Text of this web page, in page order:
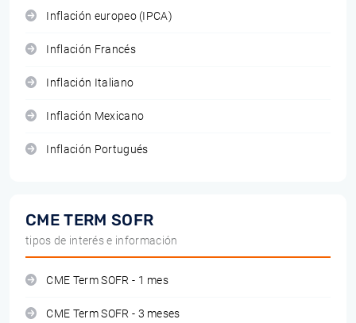
Inflación europeo (IPCA)
Inflación Francés
Inflación Italiano
Inflación Mexicano
Inflación Portugués
CME TERM SOFR
tipos de interés e información
CME Term SOFR - 1 mes
CME Term SOFR - 3 meses